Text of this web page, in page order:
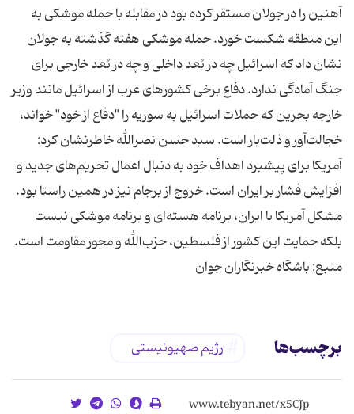
آهنین را در جولان مستقر کرده بود در مقابله با حمله موشکی به
این منطقه شکست خورد. حمله موشکی هفته گذشته به جولان
نشان داد که اسرائیل چه در بُعد داخلی و چه در بُعد خارجی برای
جنگ آمادگی ندارد. دفاع برخی کشور‌های عرب از اسرائیل مانند وزیر
خارجه بحرین که حملات اسرائیل به سوریه را "دفاع از خود" خواند،
خجالت‌آور و ذلت‌بار است. سید حسن نصرالله خاطرنشان کرد:
آمریکا برای پیشبرد اهداف خود به دنبال اعمال تحریم‌های جدید و
افزایش فشار بر ایران است. خروج از برجام نیز در همین راستا بود.
مشکل آمریکا با ایران، برنامه هسته‌ای و برنامه موشکی نیست
بلکه حمایت این کشور از فلسطین، حزب‌الله و محور مقاومت است.
منبع: باشگاه خبرنگاران جوان
برچسب‌ها رژیم صهیونیستی